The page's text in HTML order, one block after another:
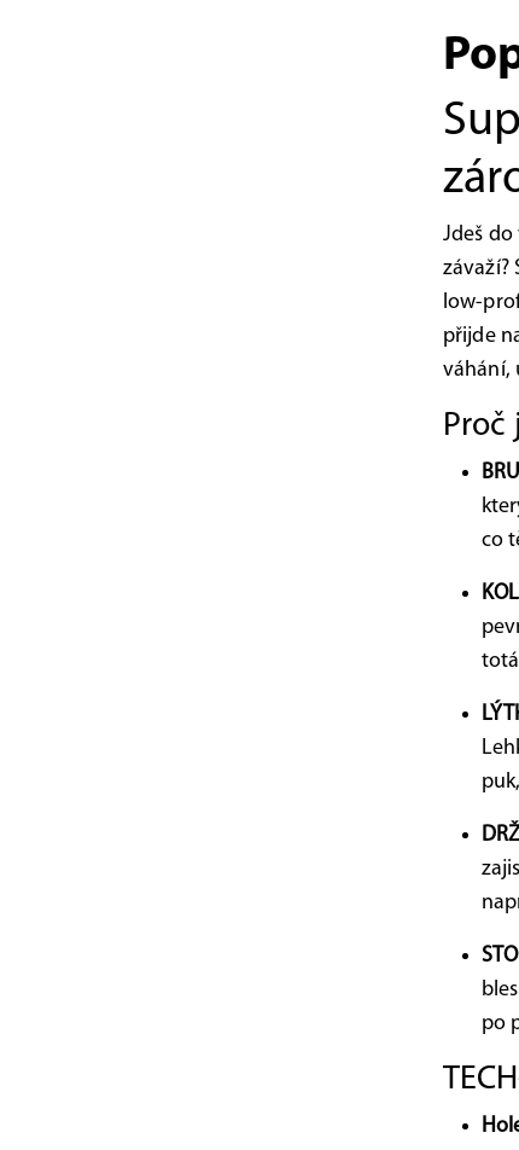
Jdeš
závaží?
low-
přijde
váhání,
Proč
co
po